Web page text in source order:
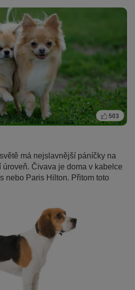
503
má nejslavnější páníčky na
Čivava je doma v kabelce
nebo Paris Hilton. Přitom toto